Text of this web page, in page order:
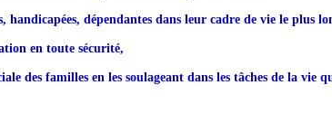
handicapées, dépendantes dans leur cadre de vie le plus
en toute sécurité,
des familles en les soulageant dans les tâches de la